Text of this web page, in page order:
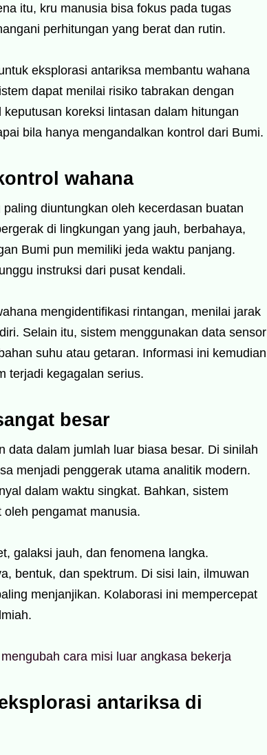
itu, kru manusia bisa fokus pada tugas
perhitungan yang berat dan rutin.
eksplorasi antariksa membantu wahana
dapat menilai risiko tabrakan dengan
koreksi lintasan dalam hitungan
bila hanya mengandalkan kontrol dari Bumi.
wahana
diuntungkan oleh kecerdasan buatan
di lingkungan yang jauh, berbahaya,
Bumi pun memiliki jeda waktu panjang.
instruksi dari pusat kendali.
mengidentifikasi rintangan, menilai jarak
Selain itu, sistem menggunakan data sensor
suhu atau getaran. Informasi ini kemudian
terjadi kegagalan serius.
besar
data dalam jumlah luar biasa besar. Di sinilah
menjadi penggerak utama analitik modern.
dalam waktu singkat. Bahkan, sistem
pengamat manusia.
galaksi jauh, dan fenomena langka.
bentuk, dan spektrum. Di sisi lain, ilmuwan
menjanjikan. Kolaborasi ini mempercepat
cara misi luar angkasa bekerja
antariksa di